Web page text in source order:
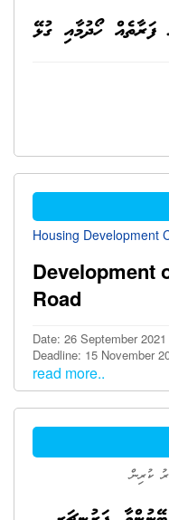
ފަރާތެއް ހޯދުމާއި ގުޅޭ
Housing Development
Development
Road
Date: 26 September 2021
Deadline: 15 November
read more..